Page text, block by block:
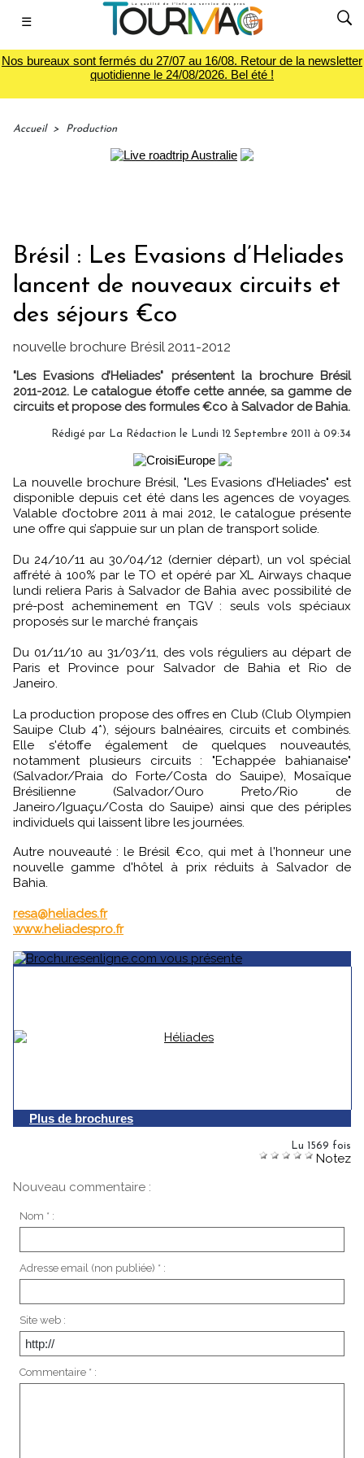
☰
Nos bureaux sont fermés du 27/07 au 16/08. Retour de la newsletter
quotidienne le 24/08/2026. Bel été !
Accueil > Production
Brésil : Les Evasions d’Heliades
lancent de nouveaux circuits et
des séjours €co
nouvelle brochure Brésil 2011-2012
"Les Evasions d’Heliades" présentent la brochure Brésil
2011-2012. Le catalogue étoffe cette année, sa gamme de
circuits et propose des formules €co à Salvador de Bahia.
Rédigé par La Rédaction le Lundi 12 Septembre 2011 à 09:34
La nouvelle brochure Brésil, "Les Evasions d’Heliades" est
disponible depuis cet été dans les agences de voyages.
Valable d’octobre 2011 à mai 2012, le catalogue présente
une offre qui s’appuie sur un plan de transport solide.
Du 24/10/11 au 30/04/12 (dernier départ), un vol spécial
affrété à 100% par le TO et opéré par XL Airways chaque
lundi reliera Paris à Salvador de Bahia avec possibilité de
pré-post acheminement en TGV : seuls vols spéciaux
proposés sur le marché français
Du 01/11/10 au 31/03/11, des vols réguliers au départ de
Paris et Province pour Salvador de Bahia et Rio de
Janeiro.
La production propose des offres en Club (Club Olympien
Sauipe Club 4*), séjours balnéaires, circuits et combinés.
Elle s'étoffe également de quelques nouveautés,
notamment plusieurs circuits : "Echappée bahianaise"
(Salvador/Praia do Forte/Costa do Sauipe), Mosaïque
Brésilienne (Salvador/Ouro Preto/Rio de
Janeiro/Iguaçu/Costa do Sauipe) ainsi que des périples
individuels qui laissent libre les journées.
Autre nouveauté : le Brésil €co, qui met à l'honneur une
nouvelle gamme d'hôtel à prix réduits à Salvador de
Bahia.
resa@heliades.fr
www.heliadespro.fr
Plus de brochures
Lu 1569 fois
Notez
Nouveau commentaire :
Nom * :
Adresse email (non publiée) * :
Site web :
Commentaire * :